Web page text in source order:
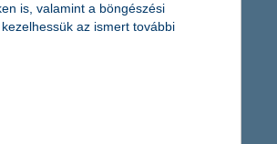
is, valamint a böngészési
az ismert további